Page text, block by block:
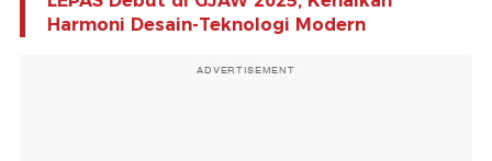
Harmoni Desain-Teknologi Modern
ADVERTISEMENT